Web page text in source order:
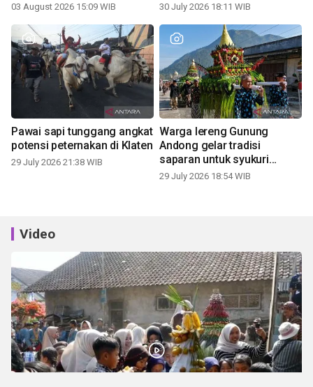
03 August 2026 15:09 WIB 30 July 2026 18:11 WIB
Pawai sapi tunggang angkat
potensi peternakan di Klaten
29 July 2026 21:38 WIB
Warga lereng Gunung
Andong gelar tradisi
saparan untuk syukuri
panen
29 July 2026 18:54 WIB
Video